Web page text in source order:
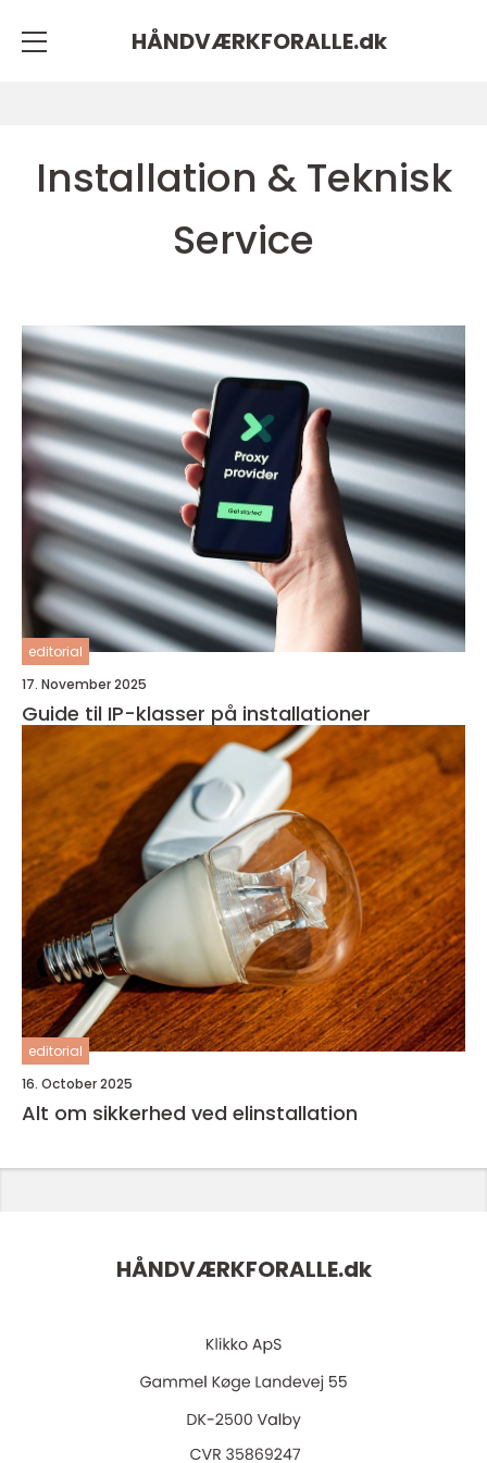
HÅNDVÆRKFORALLE.dk
Installation & Teknisk
Service
editorial
17. November 2025
Guide til IP-klasser på installationer
editorial
16. October 2025
Alt om sikkerhed ved elinstallation
HÅNDVÆRKFORALLE.dk